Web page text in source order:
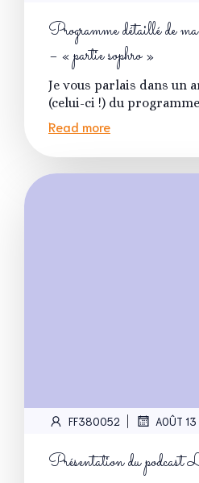
Programme détaillé de
– « partie sophro »
Je vous parlais dans un
(celui-ci !) du
Read more
FF380052 | AOÛT 13
Présentation du podcast